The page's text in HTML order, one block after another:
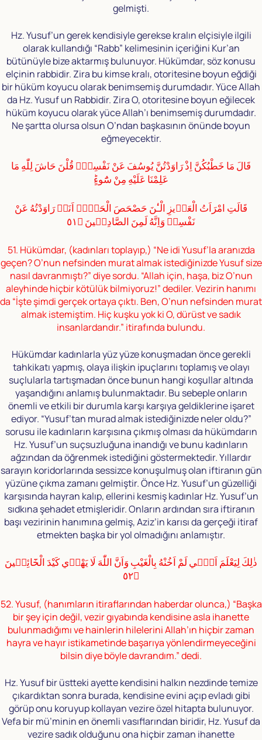
gelmişti.
Hz. Yusuf’un gerek kendisiyle gerekse kralın elçisiyle ilgili
olarak kullandığı “Rabb” kelimesinin içeriğini Kur’an
bütünüyle bize aktarmış bulunuyor. Hükümdar, söz konusu
elçinin rabbidir. Zira bu kimse kralı, otoritesine boyun eğdiği
bir hüküm koyucu olarak benimsemiş durumdadır. Yüce Allah
da Hz. Yusuf un Rabbidir. Zira O, otoritesine boyun eğilecek
hüküm koyucu olarak yüce Allah’ı benimsemiş durumdadır.
Ne şartta olursa olsun O’ndan başkasının önünde boyun
eğmeyecektir.
قَالَ مَا خَطْبُكُنَّ اِذْ رَاوَدْتُنَّ يُوسُفَ عَنْ نَفْسِهٖؕ قُلْنَ حَاشَ لِلّٰهِ مَا
عَلِمْنَا عَلَيْهِ مِنْ سُٓوءٍؕ
قَالَتِ امْرَاَتُ الْعَزٖيزِ الْـٰٔنَ حَصْحَصَ الْحَقُّؗ اَنَا۬ رَاوَدْتُهُ عَنْ
نَفْسِهٖ وَاِنَّهُ لَمِنَ الصَّادِقٖينَ ﴿٥١
51. Hükümdar, (kadınları toplayıp,) “Ne idi Yusuf’la aranızda
geçen? O’nun nefsinden murat almak istediğinizde Yusuf size
nasıl davranmıştı?” diye sordu. “Allah için, haşa, biz O’nun
aleyhinde hiçbir kötülük bilmiyoruz!” dediler. Vezirin hanımı
da “İşte şimdi gerçek ortaya çıktı. Ben, O’nun nefsinden murat
almak istemiştim. Hiç kuşku yok ki O, dürüst ve sadık
insanlardandır.” itirafında bulundu.
Hükümdar kadınlarla yüz yüze konuşmadan önce gerekli
tahkikatı yapmış, olaya ilişkin ipuçlarını toplamış ve olayı
suçlularla tartışmadan önce bunun hangi koşullar altında
yaşandığını anlamış bulunmaktadır. Bu sebeple onların
önemli ve etkili bir durumla karşı karşıya geldiklerine işaret
ediyor. “Yusuf’tan murad almak istediğinizde neler oldu?”
sorusu ile kadınların karşısına çıkmış olması da hükümdarın
Hz. Yusuf’un suçsuzluğuna inandığı ve bunu kadınların
ağzından da öğrenmek istediğini göstermektedir. Yıllardır
sarayın koridorlarında sessizce konuşulmuş olan iftiranın gün
yüzüne çıkma zamanı gelmiştir. Önce Hz. Yusuf’un güzelliği
karşısında hayran kalıp, ellerini kesmiş kadınlar Hz. Yusuf’un
sıdkına şehadet etmişleridir. Onların ardından sıra iftiranın
başı vezirinin hanımına gelmiş, Aziz’in karısı da gerçeği itiraf
etmekten başka bir yol olmadığını anlamıştır.
ذٰلِكَ لِيَعْلَمَ اَنّٖي لَمْ اَخُنْهُ بِالْغَيْبِ وَاَنَّ اللّٰهَ لَا يَهْدٖي كَيْدَ الْخَٓائِنٖينَ
﴿٥٢
52. Yusuf, (hanımların itiraflarından haberdar olunca,) “Başka
bir şey için değil, vezir gıyabında kendisine asla ihanette
bulunmadığımı ve hainlerin hilelerini Allah’ın hiçbir zaman
hayra ve hayır istikametinde başarıya yönlendirmeyeceğini
bilsin diye böyle davrandım.” dedi.
Hz. Yusuf bir üstteki ayette kendisini halkın nezdinde temize
çıkardıktan sonra burada, kendisine evini açıp evladı gibi
görüp onu koruyup kollayan vezire özel hitapta bulunuyor.
Vefa bir mü’minin en önemli vasıflarından biridir, Hz. Yusuf da
vezire sadık olduğunu ona hiçbir zaman ihanette